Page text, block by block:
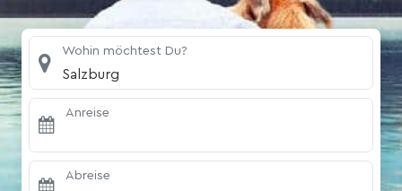
Wohin möchtest Du?
Salzburg
Anreise
Abreise